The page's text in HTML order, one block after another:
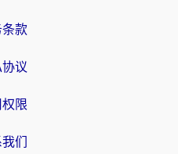
条款
协议
限
们